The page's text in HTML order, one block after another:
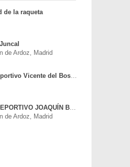
de la raqueta
de Ardoz, Madrid
Polideportivo Vicente del Bosque
POLIDEPORTIVO JOAQUÍN BLUME
de Ardoz, Madrid